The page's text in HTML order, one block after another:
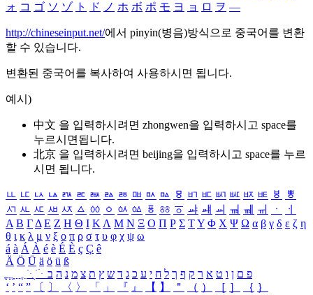
ォ コ ゴ ソ ゾ ト ド ノ ホ ボ ポ モ ヨ ョ ロ ヲ ―
http://chineseinput.net/에서 pinyin(병음)방식으로 중국어를 변환
할 수 있습니다.
변환된 중국어를 복사하여 사용하시면 됩니다.
예시)
中文 을 입력하시려면 zhongwen을 입력하시고 space를
누르시면됩니다.
北京 을 입력하시려면 beijing을 입력하시고 space를 누르
시면 됩니다.
ㅥ ㅦ ㅧ ㅨ ㅩ ㅪ ㅫ ㅬ ㅭ ㅮ ㅯ ㅰ ㅱ ㅲ ㅳ ㅴ ㅵ ㅶ ㅷ ㅸ
ㅹ
ㅺ ㅻ ㅼ ㅽ ㅾ ㅿ ㆀ ㆁ ㆂ ㆃ ㆄ ㆅ ㆆ ㆇ ㆈ ㆉ ㆊ ㆋ ㆌ ㆍ
ㆎ
Α Β ΓΔ Ε Ζ Η Θ Ι ΚΛ Μ Ν Ξ Ο Π Ρ Σ ΤΥ Φ Χ Ψ Ω α β γ δ ε ζ η
θ ι κ λ μ ν ξ ο π ρ σ τ υ φ χ ψ ω
á à Á À é è É È ç Ç ê
Ä Ö Ü ä ö ü ß
ִֶֹ ֻּ ׁׂ פ ם ן ו ט א ר ק ף ך ל ח י ע כ ג ד ש ץ ת צ מ נ ה ב
‘ ’ “ ” 〔 〕 〈 〉 「 」 『 』 【 】 ＂ （ ） ［ ］ ｛ ｝